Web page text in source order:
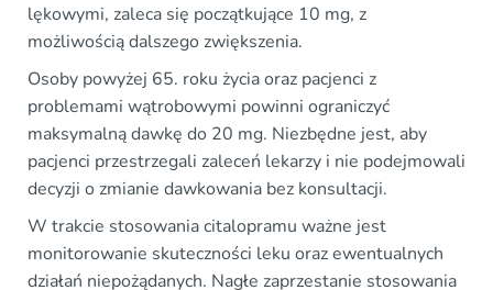
lękowymi, zaleca się początkujące 10 mg, z
możliwością dalszego zwiększenia.
Osoby powyżej 65. roku życia oraz pacjenci z
problemami wątrobowymi powinni ograniczyć
maksymalną dawkę do 20 mg. Niezbędne jest, aby
pacjenci przestrzegali zaleceń lekarzy i nie podejmowali
decyzji o zmianie dawkowania bez konsultacji.
W trakcie stosowania citalopramu ważne jest
monitorowanie skuteczności leku oraz ewentualnych
działań niepożądanych. Nagłe zaprzestanie stosowania